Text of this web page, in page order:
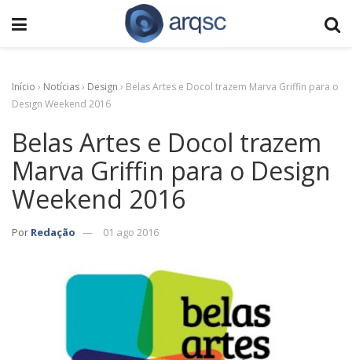
Início › Notícias› Design › Belas Artes e Docol trazem Marva Griffin para o
Design Weekend 2016
Belas Artes e Docol trazem
Marva Griffin para o Design
Weekend 2016
Por Redação 01 ago 2016